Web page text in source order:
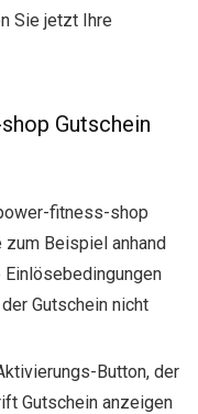
Sie jetzt Ihre
Gutschein
fitness-shop
zum Beispiel anhand
Gutschein nicht
Button, der
Gutschein anzeigen